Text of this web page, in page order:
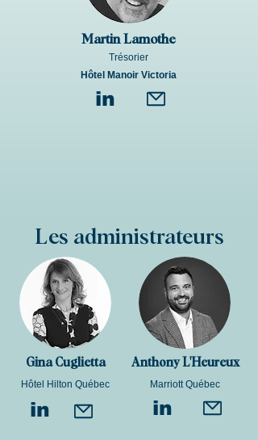
Martin Lamothe
Trésorier
Hôtel Manoir Victoria
in
Les administrateurs
Gina Cuglietta
Hôtel Hilton Québec
in
Anthony L'Heureux
in
Marriott Québec